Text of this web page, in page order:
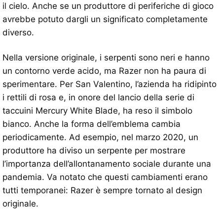
il cielo. Anche se un produttore di periferiche di gioco
avrebbe potuto dargli un significato completamente
diverso.
Nella versione originale, i serpenti sono neri e hanno
un contorno verde acido, ma Razer non ha paura di
sperimentare. Per San Valentino, l’azienda ha ridipinto
i rettili di rosa e, in onore del lancio della serie di
taccuini Mercury White Blade, ha reso il simbolo
bianco. Anche la forma dell’emblema cambia
periodicamente. Ad esempio, nel marzo 2020, un
produttore ha diviso un serpente per mostrare
l’importanza dell’allontanamento sociale durante una
pandemia. Va notato che questi cambiamenti erano
tutti temporanei: Razer è sempre tornato al design
originale.